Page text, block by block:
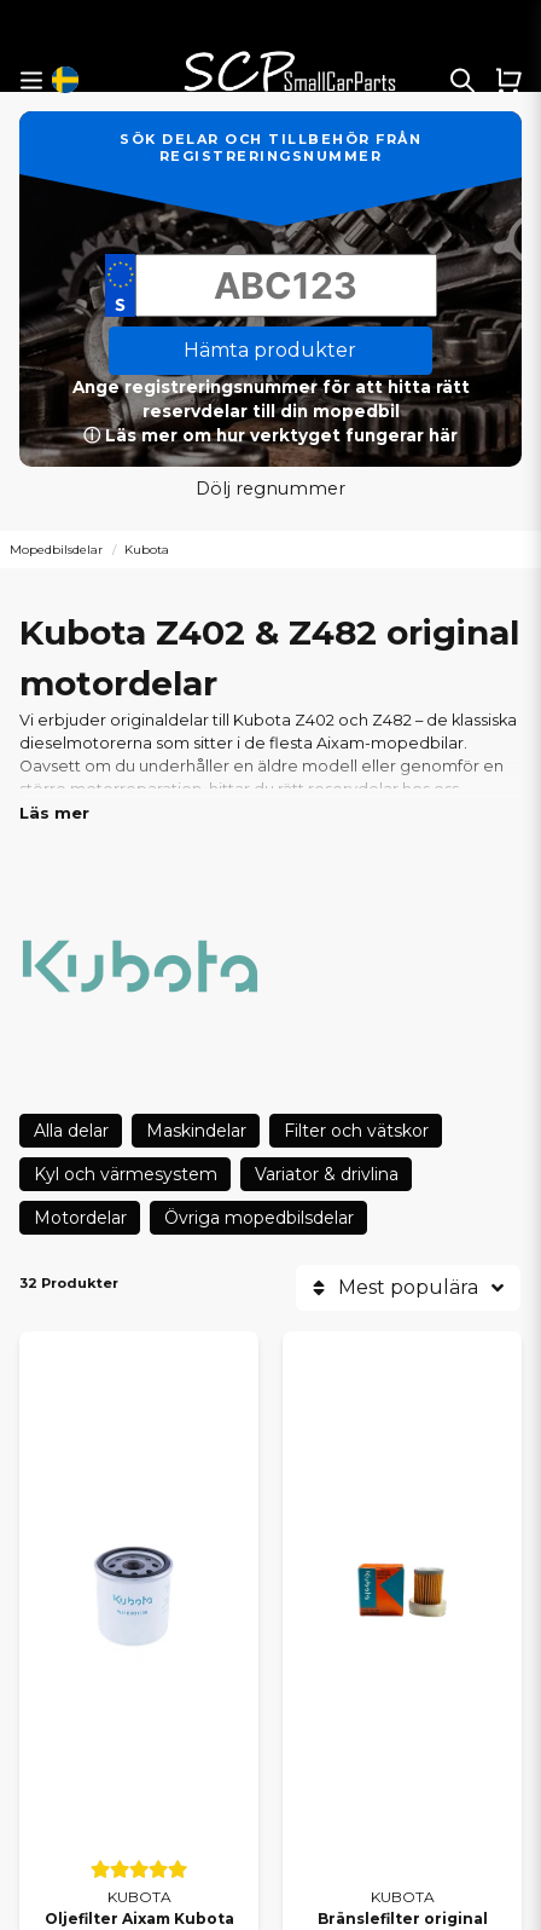
SÖK DELAR OCH TILLBEHÖR FRÅN
REGISTRERINGSNUMMER
Hämta produkter
Ange registreringsnummer för att hitta rätt
reservdelar till din mopedbil
ⓘ Läs mer om hur verktyget fungerar här
Dölj regnummer
Mopedbilsdelar Kubota
Kubota Z402 & Z482 original
motordelar
Vi erbjuder originaldelar till Kubota Z402 och Z482 – de klassiska
dieselmotorerna som sitter i de flesta Aixam-mopedbilar.
Oavsett om du underhåller en äldre modell eller genomför en
större motorreparation, hittar du rätt reservdelar hos oss.
Tack vare vårt välfyllda lager kan vi ofta erbjuda snabba
leveranser – perfekt för verkstäder och privatpersoner som
behöver delarna snabbt. Hos oss handlar du tryggt, med
Läs mer
Alla delar Maskindelar
Filter och vätskor
Kyl och värmesystem
Variator & drivlina
Motordelar
Övriga mopedbilsdelar
32 Produkter Mest populära
KUBOTA
Oljefilter Aixam Kubota
KUBOTA
Bränslefilter original